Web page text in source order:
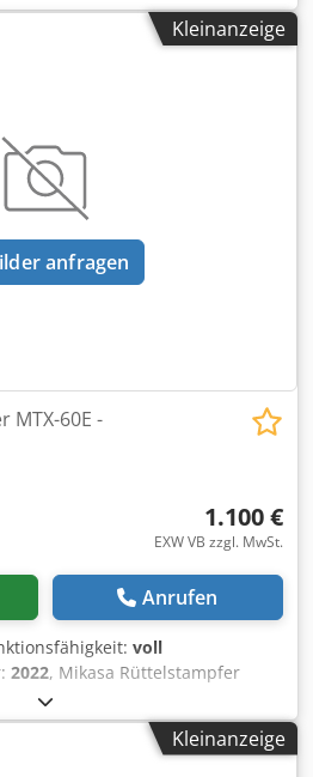
der Kurt König Baumaschinen
Hb Topfx Aahjk Zustand &
Besichtigung in 37574 Einbeck
Preis 1.100 EUR zzgl. MwSt. |
auf Anfrage
Kleinanzeige
anfragen
MTX-60E -
1.100 €
EXW VB zzgl. MwSt.
Anrufen
voll
2022, Mikasa Rüttelstampfer
Gebraucht aus dem
der Kurt König Baumaschinen
& Hinweise: Dsdpfx Aoy AKleinanzeige